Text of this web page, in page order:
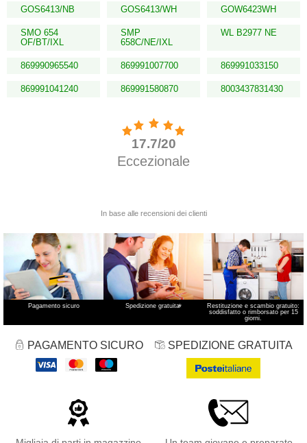
GOS6413/NB GOS6413/WH GOW6423WH
SMO 654
OF/BT/IXL
SMP
658C/NE/IXL
WL B2977 NE
869990965540 869991007700 869991033150
869991041240 869991580870 8003437831430
Pagamento sicuro Spedizione gratuita*
Restituzione e scambio gratuito:
soddisfatto o rimborsato per 15
giorni.
PAGAMENTO SICURO SPEDIZIONE GRATUITA